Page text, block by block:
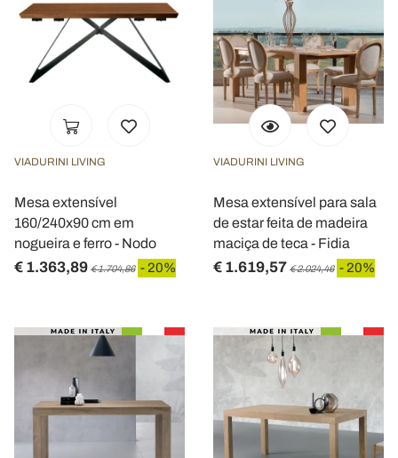
VIADURINI LIVING
Mesa extensível
160/240x90 cm em
nogueira e ferro - Nodo
€ 1.363,89 € 1.704,86 - 20%
VIADURINI LIVING
Mesa extensível para sala
de estar feita de madeira
maciça de teca - Fidia
€ 1.619,57 € 2.024,46 - 20%